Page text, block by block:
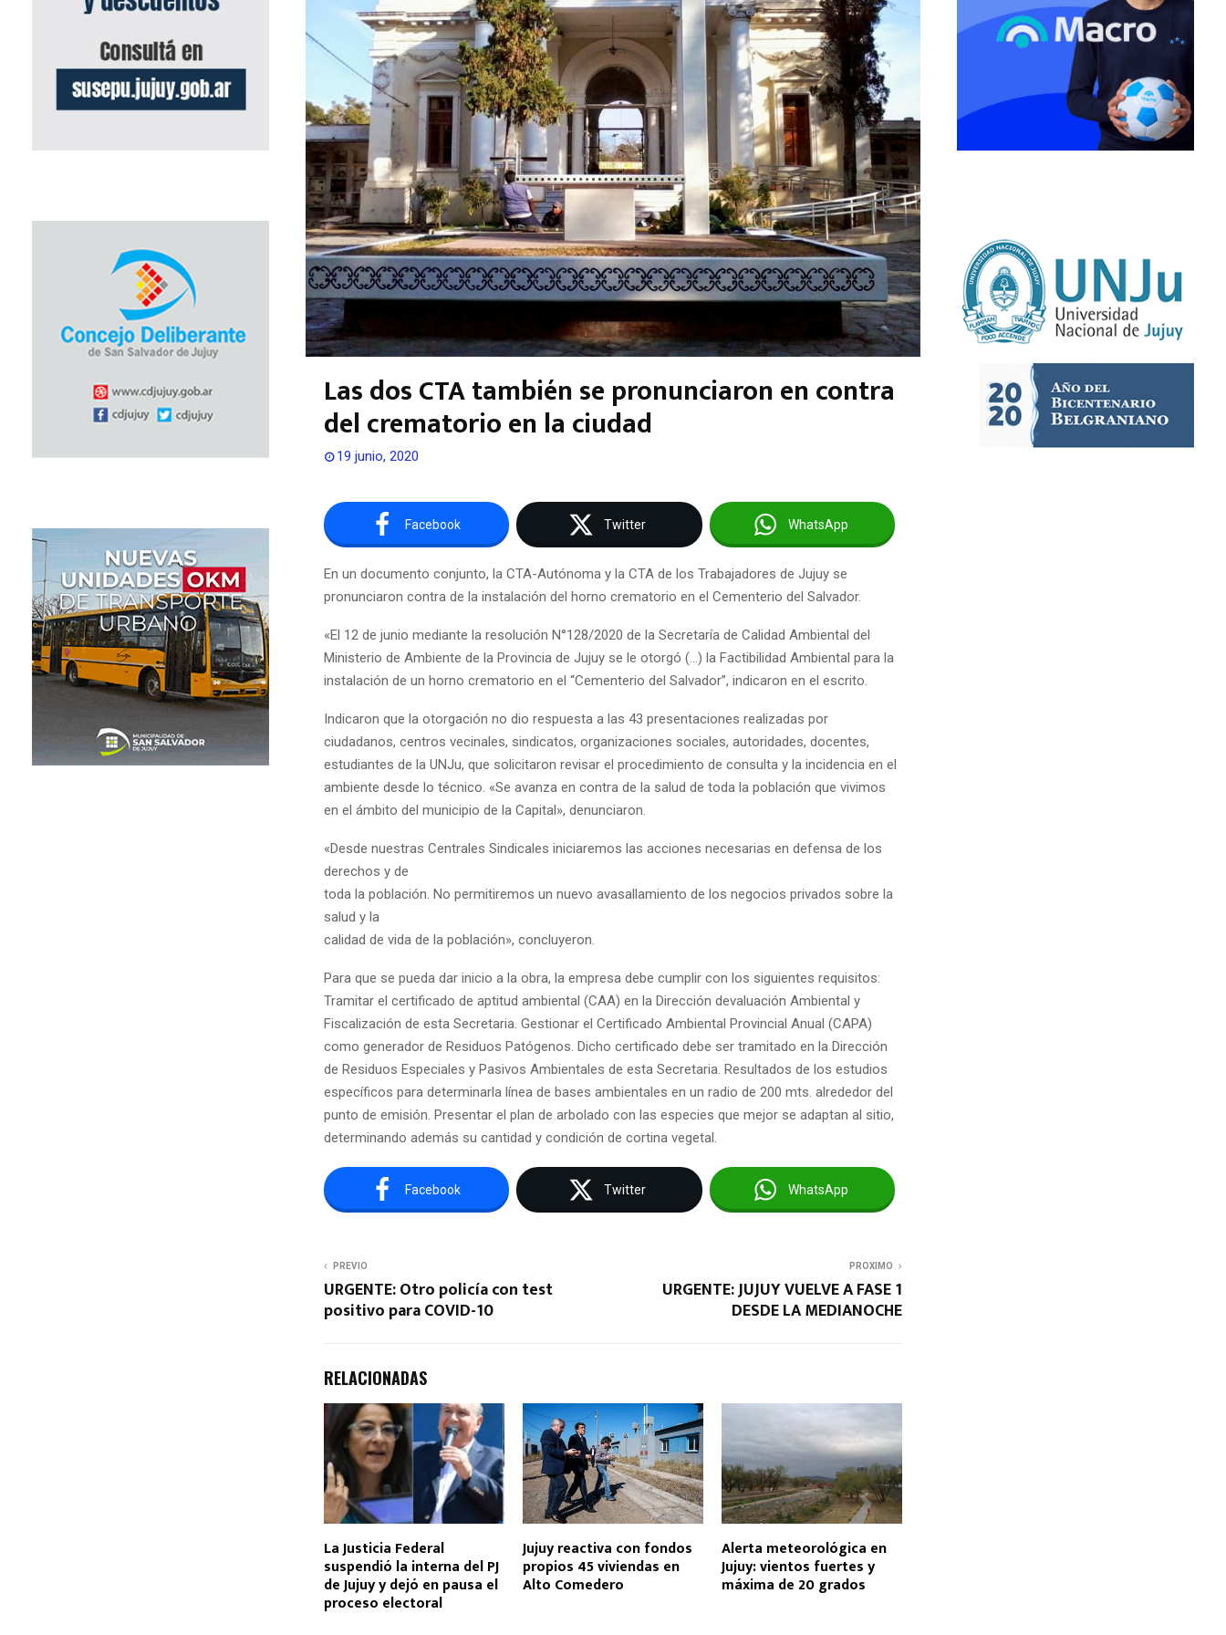
Las dos CTA también se pronunciaron en contra
del crematorio en la ciudad
19 junio, 2020
Facebook Twitter WhatsApp
En un documento conjunto, la CTA-Autónoma y la CTA de los Trabajadores de Jujuy se
pronunciaron contra de la instalación del horno crematorio en el Cementerio del Salvador.
«El 12 de junio mediante la resolución N°128/2020 de la Secretaría de Calidad Ambiental del
Ministerio de Ambiente de la Provincia de Jujuy se le otorgó (…) la Factibilidad Ambiental para la
instalación de un horno crematorio en el “Cementerio del Salvador”, indicaron en el escrito.
Indicaron que la otorgación no dio respuesta a las 43 presentaciones realizadas por
ciudadanos, centros vecinales, sindicatos, organizaciones sociales, autoridades, docentes,
estudiantes de la UNJu, que solicitaron revisar el procedimiento de consulta y la incidencia en el
ambiente desde lo técnico. «Se avanza en contra de la salud de toda la población que vivimos
en el ámbito del municipio de la Capital», denunciaron.
«Desde nuestras Centrales Sindicales iniciaremos las acciones necesarias en defensa de los
derechos y de
toda la población. No permitiremos un nuevo avasallamiento de los negocios privados sobre la
salud y la
calidad de vida de la población», concluyeron.
Para que se pueda dar inicio a la obra, la empresa debe cumplir con los siguientes requisitos:
Tramitar el certificado de aptitud ambiental (CAA) en la Dirección devaluación Ambiental y
Fiscalización de esta Secretaria. Gestionar el Certificado Ambiental Provincial Anual (CAPA)
como generador de Residuos Patógenos. Dicho certificado debe ser tramitado en la Dirección
de Residuos Especiales y Pasivos Ambientales de esta Secretaria. Resultados de los estudios
específicos para determinarla línea de bases ambientales en un radio de 200 mts. alrededor del
punto de emisión. Presentar el plan de arbolado con las especies que mejor se adaptan al sitio,
determinando además su cantidad y condición de cortina vegetal.
Facebook Twitter WhatsApp
PREVIO
URGENTE: Otro policía con test
positivo para COVID-10
PROXIMO
URGENTE: JUJUY VUELVE A FASE 1
DESDE LA MEDIANOCHE
RELACIONADAS
La Justicia Federal
suspendió la interna del PJ
de Jujuy y dejó en pausa el
proceso electoral
Jujuy reactiva con fondos
propios 45 viviendas en
Alto Comedero
Alerta meteorológica en
Jujuy: vientos fuertes y
máxima de 20 grados